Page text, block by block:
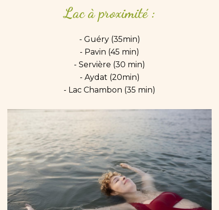
Lac à proximité :
- Guéry (35min)
- Pavin (45 min)
- Servière (30 min)
- Aydat (20min)
- Lac Chambon (35 min)